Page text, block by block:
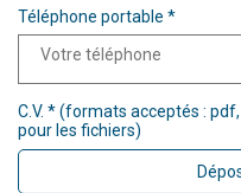
Téléphone portable *
C.V. * (formats acceptés :
pour les fichiers)